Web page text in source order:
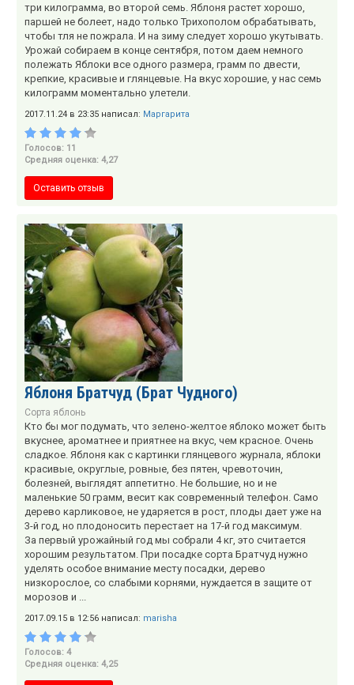
три килограмма, во второй семь. Яблоня растет хорошо,
паршей не болеет, надо только Трихополом обрабатывать,
чтобы тля не пожрала. И на зиму следует хорошо укутывать.
Урожай собираем в конце сентября, потом даем немного
полежать Яблоки все одного размера, грамм по двести,
крепкие, красивые и глянцевые. На вкус хорошие, у нас семь
килограмм моментально улетели.
2017.11.24 в 23:35 написал: Маргарита
Голосов: 11
Средняя оценка: 4,27
Оставить отзыв
Яблоня Братчуд (Брат Чудного)
Сорта яблонь
Кто бы мог подумать, что зелено-желтое яблоко может быть
вкуснее, ароматнее и приятнее на вкус, чем красное. Очень
сладкое. Яблоня как с картинки глянцевого журнала, яблоки
красивые, округлые, ровные, без пятен, чревоточин,
болезней, выглядят аппетитно. Не большие, но и не
маленькие 50 грамм, весит как современный телефон. Само
дерево карликовое, не ударяется в рост, плоды дает уже на
3-й год, но плодоносить перестает на 17-й год максимум.
За первый урожайный год мы собрали 4 кг, это считается
хорошим результатом. При посадке сорта Братчуд нужно
уделять особое внимание месту посадки, дерево
низкорослое, со слабыми корнями, нуждается в защите от
морозов и ...
2017.09.15 в 12:56 написал: marisha
Голосов: 4
Средняя оценка: 4,25